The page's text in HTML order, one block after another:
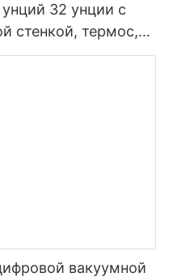
32 унции с
стенкой, термос,
бутылка для воды
вакуумной